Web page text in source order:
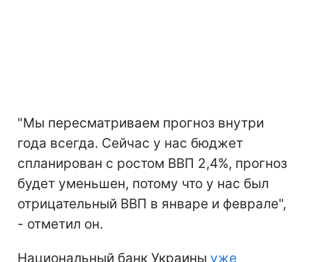
"Мы пересматриваем прогноз внутри
года всегда. Сейчас у нас бюджет
спланирован с ростом ВВП 2,4%, прогноз
будет уменьшен, потому что у нас был
отрицательный ВВП в январе и феврале",
- отметил он.
Национальный банк Украины уже